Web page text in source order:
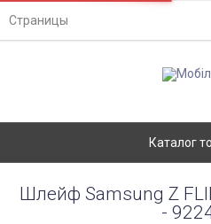
Страницы
Каталог
Шлейф Samsung Z
-